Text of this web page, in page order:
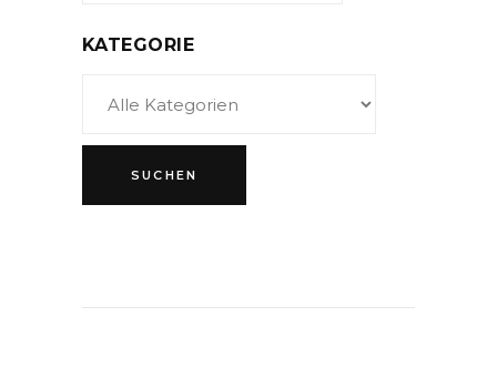
KATEGORIE